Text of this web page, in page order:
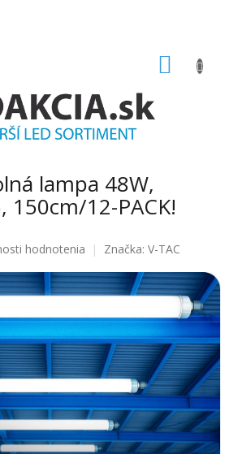
lampa 48W,
150cm/12-PACK!
hodnotenia Značka: V-TAC